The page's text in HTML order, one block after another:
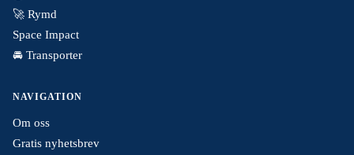
🚀 Rymd
Space Impact
🚘 Transporter
NAVIGATION
Om oss
Gratis nyhetsbrev